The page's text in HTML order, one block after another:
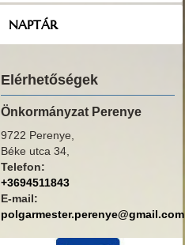
NAPTÁR
Elérhetőségek
Önkormányzat Perenye
9722 Perenye,
Béke utca 34,
Telefon:
+3694511843
E-mail:
polgarmester.perenye@gmail.com